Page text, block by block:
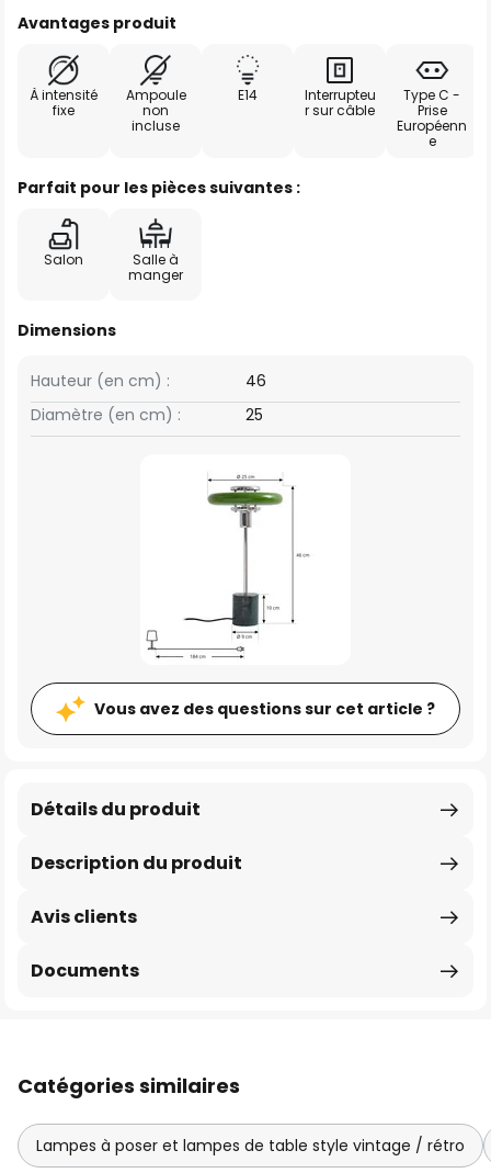
Avantages produit
À intensité
fixe
Ampoule
non
incluse
E14
Interrupteu
r sur câble
Type C -
Prise
Européenn
e
Parfait pour les pièces suivantes :
Salon
Salle à
manger
Dimensions
Hauteur (en cm) :
46
Diamètre (en cm) :
25
Vous avez des questions sur cet article ?
Description du produit
Détails du produit
Avis clients
Documents
Catégories similaires
Lampes à poser et lampes de table style vintage / rétro